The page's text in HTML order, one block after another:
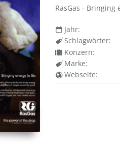
RasGas - Bringing
Jahr:
Schlagwörter:
Konzern:
Marke:
Webseite: